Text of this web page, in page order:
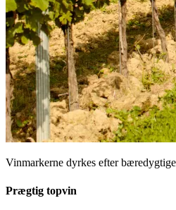
Vinmarkerne dyrkes efter
Prægtig topvin